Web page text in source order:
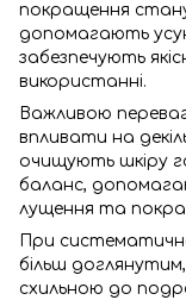
покращення
допомагають
забезпечують
використанні.
Важливою
впливати на
очищують шкіру
баланс,
лущення та
При
більш
схильною до